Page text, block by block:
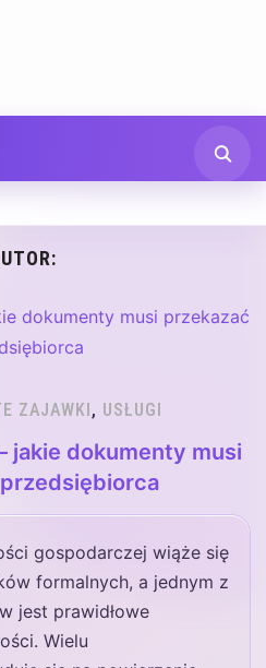
ZAJAWKI, USŁUGI
jakie dokumenty musi
gospodarczej wiąże się
formalnych, a jednym z
jest prawidłowe
Wielu